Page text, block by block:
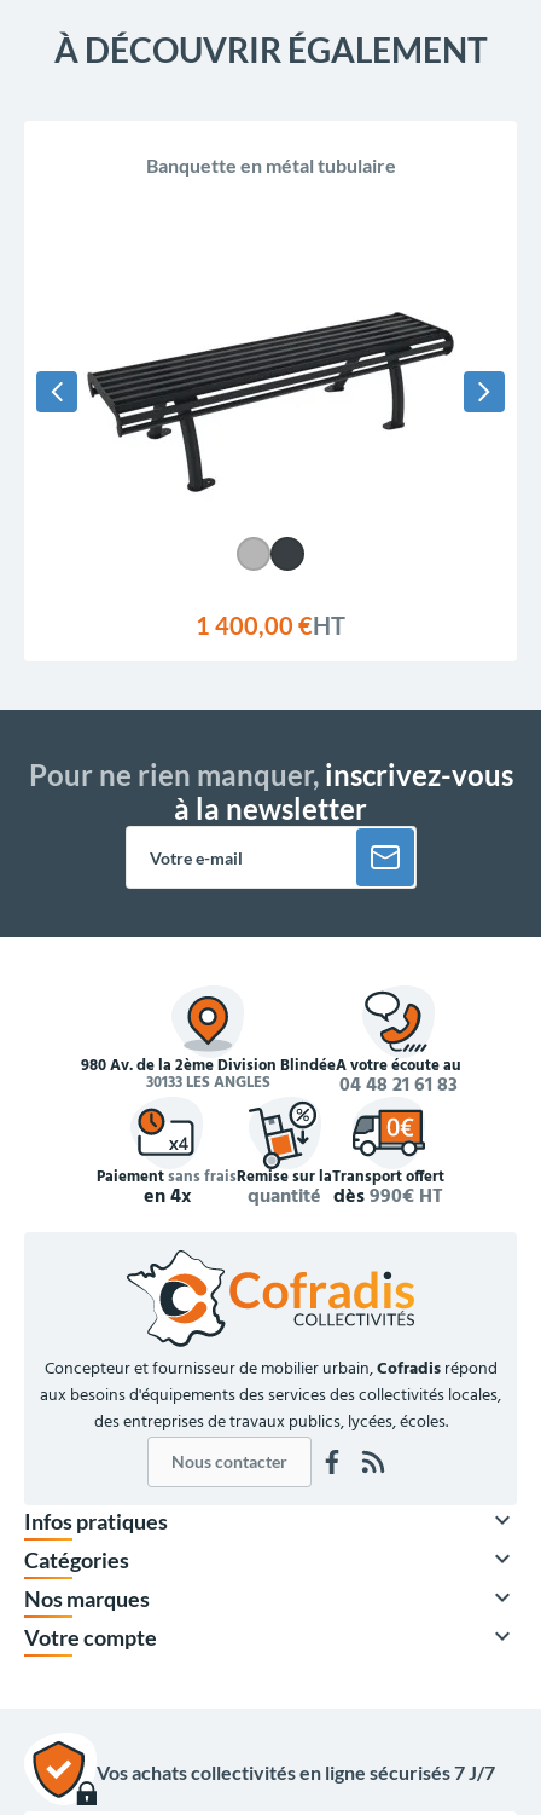
À DÉCOUVRIR ÉGALEMENT
Banquette en métal tubulaire
1 400,00 €HT
Pour ne rien manquer,inscrivez-vous
à la newsletter
980 Av. de la 2ème Division Blindée
30133 LES ANGLES
À votre écoute au
04 48 21 61 83
Paiementsans frais
en 4x
Remise sur la
quantité
Transport offert
dès990€ HT
Concepteur et fournisseur de mobilier urbain,Cofradisrépond
aux besoins d'équipements des services des collectivités locales,
des entreprises de travaux publics, lycées, écoles.
Nous contacter
Infos pratiques 
Catégories 
Nos marques 
Votre compte 
Vos achats collectivités en ligne sécurisés 7 J/7